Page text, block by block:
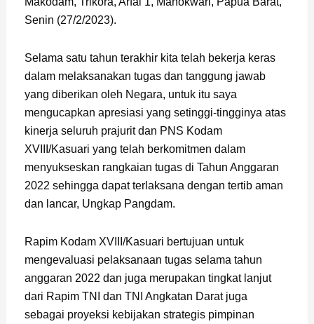
Senin (27/2/2023).
Selama satu tahun terakhir kita telah bekerja keras
dalam melaksanakan tugas dan tanggung jawab
yang diberikan oleh Negara, untuk itu saya
mengucapkan apresiasi yang setinggi-tingginya atas
kinerja seluruh prajurit dan PNS Kodam
XVIII/Kasuari yang telah berkomitmen dalam
menyukseskan rangkaian tugas di Tahun Anggaran
2022 sehingga dapat terlaksana dengan tertib aman
dan lancar, Ungkap Pangdam.
Rapim Kodam XVIII/Kasuari bertujuan untuk
mengevaluasi pelaksanaan tugas selama tahun
anggaran 2022 dan juga merupakan tingkat lanjut
dari Rapim TNI dan TNI Angkatan Darat juga
sebagai proyeksi kebijakan strategis pimpinan